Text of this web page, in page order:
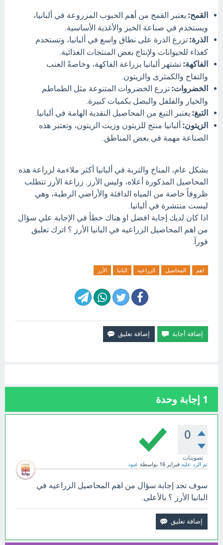
القمح: يعتبر القمح من أهم الحبوب المزروعة في ألبانيا،
ويستخدم في صناعة الخبز والأغذية الأساسية.
الذرة: تزرع الذرة على نطاق واسع في ألبانيا، وتستخدم
كغذاء للحيوانات ولإنتاج بعض المنتجات الغذائية.
الفاكهة: تشتهر ألبانيا بزراعة الفاكهة، وخاصةً العنب
والتفاح والكمثرى والزيتون.
الخضروات: تزرع الخضروات المتنوعة مثل الطماطم
والخيار والفلفل والبصل بكميات كبيرة.
التبغ: يعتبر التبغ من المحاصيل النقدية الهامة في ألبانيا.
الزيتون: ألبانيا منتج للزيتون وزيت الزيتون، وتعتبر هذه
الصناعة مهمة في بعض المناطق.
بشكل عام، المناخ والتربة في ألبانيا أكثر ملاءمة لزراعة هذه
المحاصيل المذكورة أعلاه، وليس الأرز. زراعة الأرز تتطلب
ظروفاً خاصة من المياه الدافئة والأراضي الرطبة، وهي
ليست منتشرة في ألبانيا.
اذا كان لديك إجابة افضل او هناك خطأ في الإجابة علي سؤال
من اهم المحاصيل الزراعيه في البانيا الأرز ؟ اترك تعليق
فورآ.
اهم المحاصيل الزراعيه البانيا الأرز
1 إجابة وحدة
0
تصويتات
تم الرد عليه فبراير 16 بواسطة عبود
سوف تجد إجابة سؤال من اهم المحاصيل الزراعيه في
البانيا الأرز ؟ بالأعلى.